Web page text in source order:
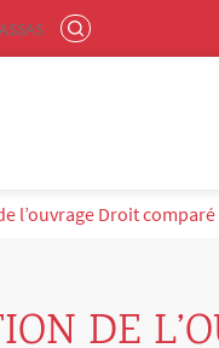
RECHERCHER
l’ouvrage Droit comparé
DE